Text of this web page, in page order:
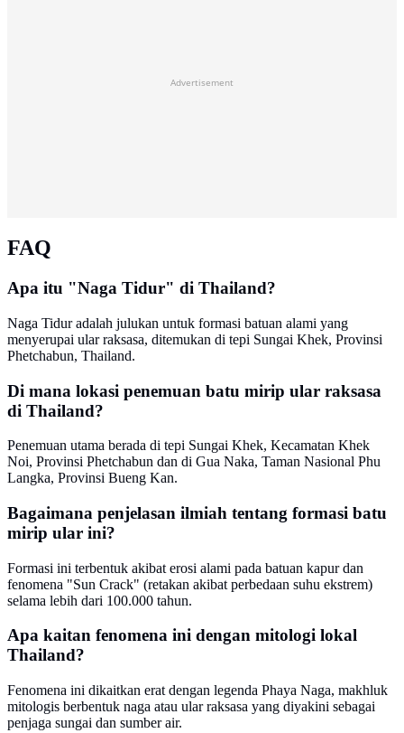
Advertisement
FAQ
Apa itu "Naga Tidur" di Thailand?
Naga Tidur adalah julukan untuk formasi batuan alami yang
menyerupai ular raksasa, ditemukan di tepi Sungai Khek, Provinsi
Phetchabun, Thailand.
Di mana lokasi penemuan batu mirip ular raksasa
di Thailand?
Penemuan utama berada di tepi Sungai Khek, Kecamatan Khek
Noi, Provinsi Phetchabun dan di Gua Naka, Taman Nasional Phu
Langka, Provinsi Bueng Kan.
Bagaimana penjelasan ilmiah tentang formasi batu
mirip ular ini?
Formasi ini terbentuk akibat erosi alami pada batuan kapur dan
fenomena "Sun Crack" (retakan akibat perbedaan suhu ekstrem)
selama lebih dari 100.000 tahun.
Apa kaitan fenomena ini dengan mitologi lokal
Thailand?
Fenomena ini dikaitkan erat dengan legenda Phaya Naga, makhluk
mitologis berbentuk naga atau ular raksasa yang diyakini sebagai
penjaga sungai dan sumber air.